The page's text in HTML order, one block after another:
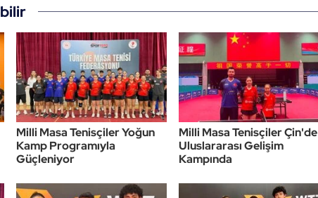
Milli Masa Tenisçiler Yoğun
Kamp Programıyla
Güçleniyor
Milli Masa Tenisçiler Çin'de
Uluslararası Gelişim
Kampında